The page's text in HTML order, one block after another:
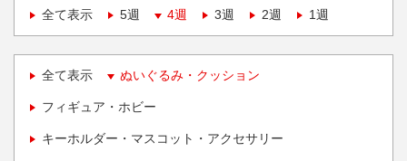
全て表示
5週 4週 3週 2週 1週
全て表示 ぬいぐるみ・クッション
フィギュア・ホビー
キーホルダー・マスコット・アクセサリー